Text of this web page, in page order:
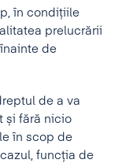
în condițiile
prelucrării
de
de a va
și fără nicio
în scop de
funcția de